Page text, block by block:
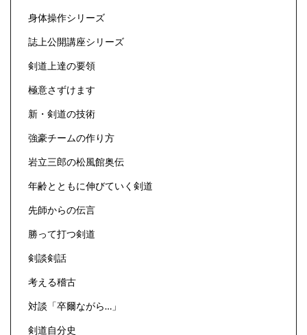
身体操作シリーズ
誌上公開講座シリーズ
剣道上達の要領
極意さずけます
新・剣道の技術
強豪チームの作り方
岩立三郎の松風館奥伝
年齢とともに伸びていく剣道
先師からの伝言
勝って打つ剣道
剣談剣話
考える稽古
対談「卒爾ながら…」
剣道自分史